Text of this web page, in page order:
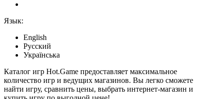
Язык:
English
Русский
Українська
Каталог игр Hot.Game предоставляет максимальное
количество игр и ведущих магазинов. Вы легко сможете
найти игру, сравнить цены, выбрать интернет-магазин и